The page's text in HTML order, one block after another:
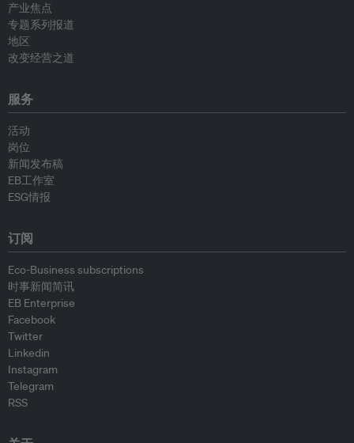
产业焦点
专题系列报道
地区
改变经营之道
服务
活动
岗位
新闻发布稿
EB工作室
ESG情报
订阅
Eco-Business subscriptions
时事新闻简讯
EB Enterprise
Facebook
Twitter
Linkedin
Instagram
Telegram
RSS